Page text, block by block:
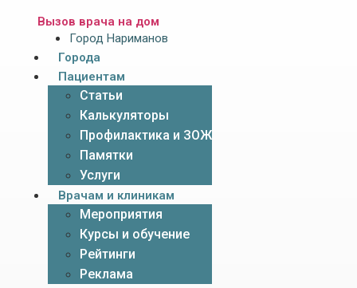
Вызов врача на дом
Город Нариманов
Города
Пациентам
Статьи
Калькуляторы
Профилактика и ЗОЖ
Памятки
Услуги
Врачам и клиникам
Мероприятия
Курсы и обучение
Рейтинги
Реклама